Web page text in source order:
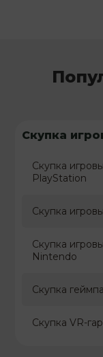
Скупка
Скупка
PlayStation
Скупка
Скупка
Nintendo
Скупка
Скупка VR-